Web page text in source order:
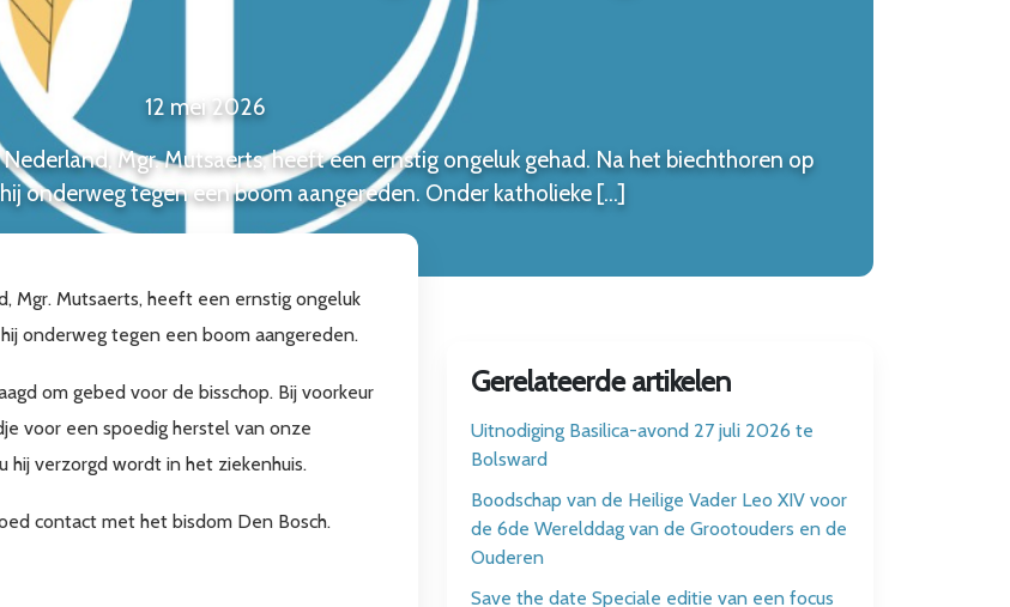
12 mei 2026
Mgr. Mutsaerts, heeft een ernstig ongeluk gehad. Na het biechthoren op
onderweg tegen een boom aangereden. Onder katholieke […]
Mgr. Mutsaerts, heeft een ernstig ongeluk
onderweg tegen een boom aangereden.
om gebed voor de bisschop. Bij voorkeur
voor een spoedig herstel van onze
hij verzorgd wordt in het ziekenhuis.
contact met het bisdom Den Bosch.
Gerelateerde artikelen
Uitnodiging Basilica-avond 27 juli 2026 te
Bolsward
Boodschap van de Heilige Vader Leo XIV voor
de 6de Werelddag van de Grootouders en de
Ouderen
Save the date Speciale editie van een focus